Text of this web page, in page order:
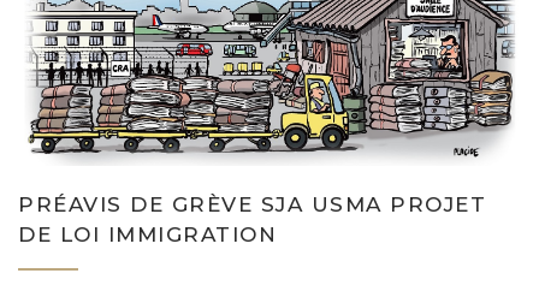
PRÉAVIS DE GRÈVE SJA USMA PROJET
DE LOI IMMIGRATION